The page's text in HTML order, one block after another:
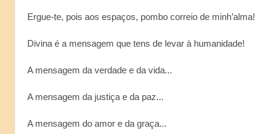
Ergue-te, pois aos espaços, pombo correio de minh’alma!
Divina é a mensagem que tens de levar à humanidade!
A mensagem da verdade e da vida...
A mensagem da justiça e da paz...
A mensagem do amor e da graça...